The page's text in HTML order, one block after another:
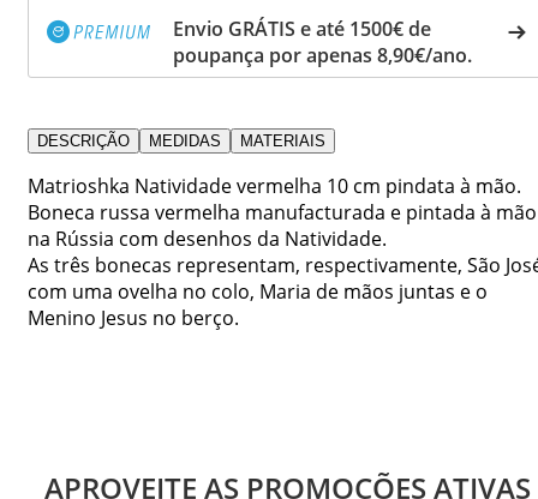
Envio GRÁTIS e até 1500€ de
poupança por apenas 8,90€/ano.
DESCRIÇÃO MEDIDAS MATERIAIS
Matrioshka Natividade vermelha 10 cm pindata à mão.
Boneca russa vermelha manufacturada e pintada à mão
na Rússia com desenhos da Natividade.
As três bonecas representam, respectivamente, São
com uma ovelha no colo, Maria de mãos juntas e o
Menino Jesus no berço.
APROVEITE AS PROMOÇÕES ATIVAS